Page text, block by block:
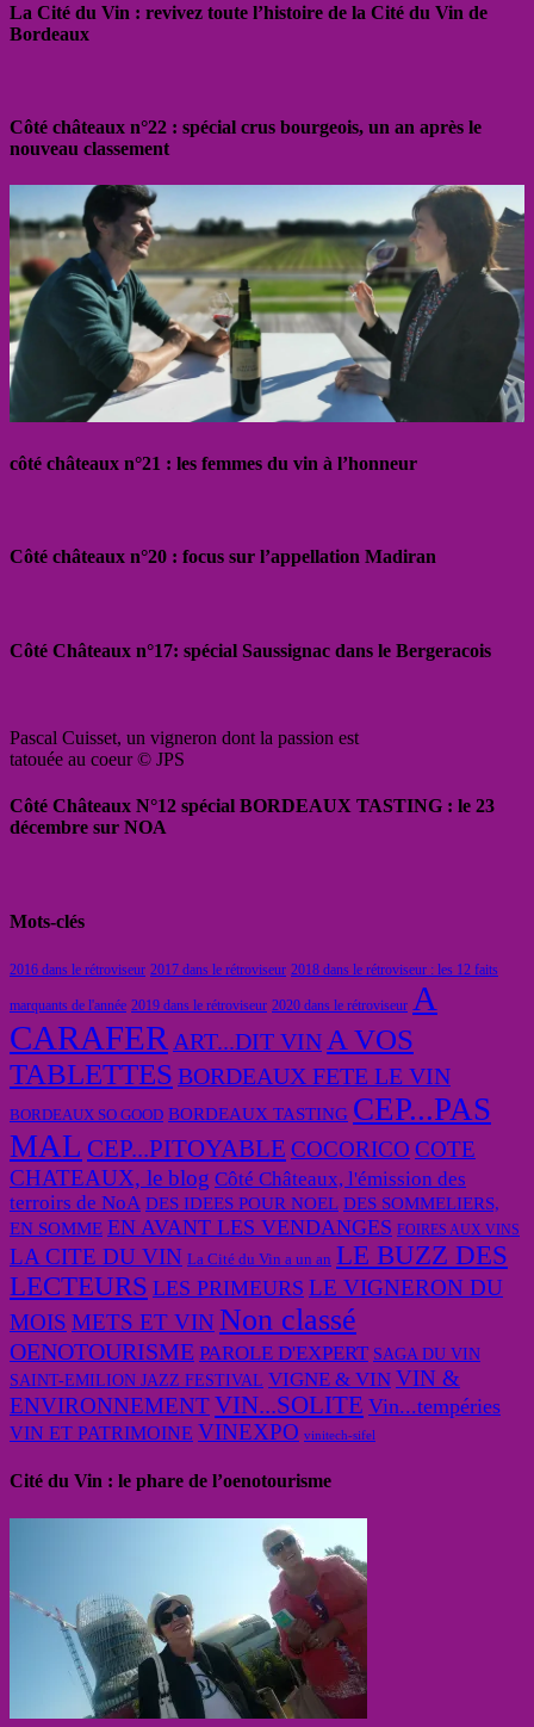
La Cité du Vin : revivez toute l’histoire de la Cité du Vin de
Bordeaux
Côté châteaux n°22 : spécial crus bourgeois, un an après le
nouveau classement
côté châteaux n°21 : les femmes du vin à l’honneur
Côté châteaux n°20 : focus sur l’appellation Madiran
Côté Châteaux n°17: spécial Saussignac dans le Bergeracois
Pascal Cuisset, un vigneron dont la passion est
tatouée au coeur © JPS
Côté Châteaux N°12 spécial BORDEAUX TASTING : le 23
décembre sur NOA
Mots-clés
2016 dans le rétroviseur 2017 dans le rétroviseur 2018 dans le rétroviseur : les 12 faits
marquants de l'année 2019 dans le rétroviseur 2020 dans le rétroviseur A
CARAFER ART...DIT VIN A VOS
TABLETTES BORDEAUX FETE LE VIN
BORDEAUX SO GOOD BORDEAUX TASTING CEP...PAS
MAL CEP...PITOYABLE COCORICO COTE
CHATEAUX, le blog Côté Châteaux, l'émission des
terroirs de NoA DES IDEES POUR NOEL DES SOMMELIERS,
EN SOMME EN AVANT LES VENDANGES FOIRES AUX VINS
LA CITE DU VIN La Cité du Vin a un an LE BUZZ DES
LECTEURS LES PRIMEURS LE VIGNERON DU
MOIS METS ET VIN Non classé
OENOTOURISME PAROLE D'EXPERT SAGA DU VIN
SAINT-EMILION JAZZ FESTIVAL VIGNE & VIN VIN &
ENVIRONNEMENTVIN...SOLITE Vin...tempéries
VIN ET PATRIMOINE VINEXPO vinitech-sifel
Cité du Vin : le phare de l’oenotourisme